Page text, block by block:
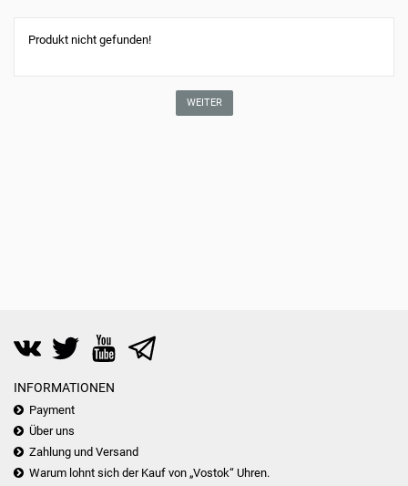
Produkt nicht gefunden!
WEITER
INFORMATIONEN
Payment
Über uns
Zahlung und Versand
Warum lohnt sich der Kauf von „Vostok“ Uhren.